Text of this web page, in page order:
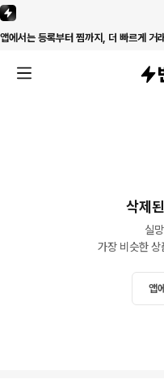
앱에서는 등록부터 찜까지, 더 빠르게 거
삭제
실
가장 비슷한 상
앱